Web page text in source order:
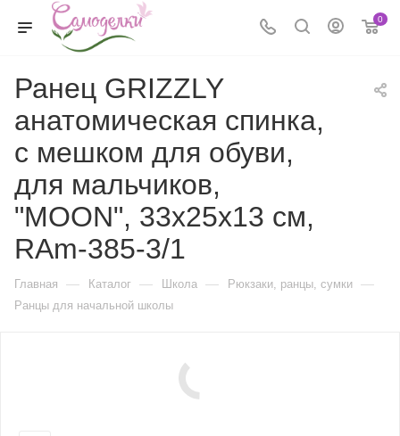
0
Ранец GRIZZLY
анатомическая спинка,
с мешком для обуви,
для мальчиков,
"MOON", 33х25х13 см,
RAm-385-3/1
Главная — Каталог — Школа — Рюкзаки, ранцы, сумки —
Ранцы для начальной школы